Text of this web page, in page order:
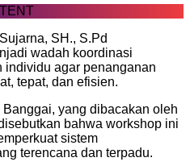
SH., S.Pd
wadah koordinasi
individu agar penanganan
tepat, dan efisien.
yang dibacakan oleh
bahwa workshop ini
sistem
terencana dan terpadu.